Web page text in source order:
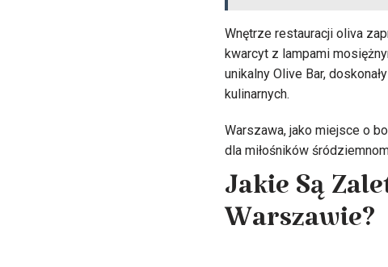
Wnętrze restauracji oliva
kwarcyt z lampami
unikalny Olive Bar,
kulinarnych.
Warszawa, jako miejsce o
dla miłośników
Jakie Są
Warszawie?